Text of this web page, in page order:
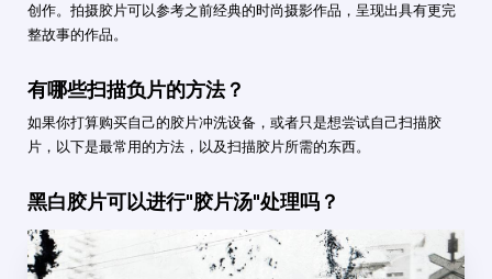
创作。拍摄胶片可以参考之前经典的时尚摄影作品，呈现出具有更完
整故事的作品。
有哪些扫描负片的方法？
如果你打算购买自己的胶片冲洗设备，或者只是想尝试自己扫描胶
片，以下是最常用的方法，以及扫描胶片所需的东西。
黑白胶片可以进行"胶片汤"处理吗？